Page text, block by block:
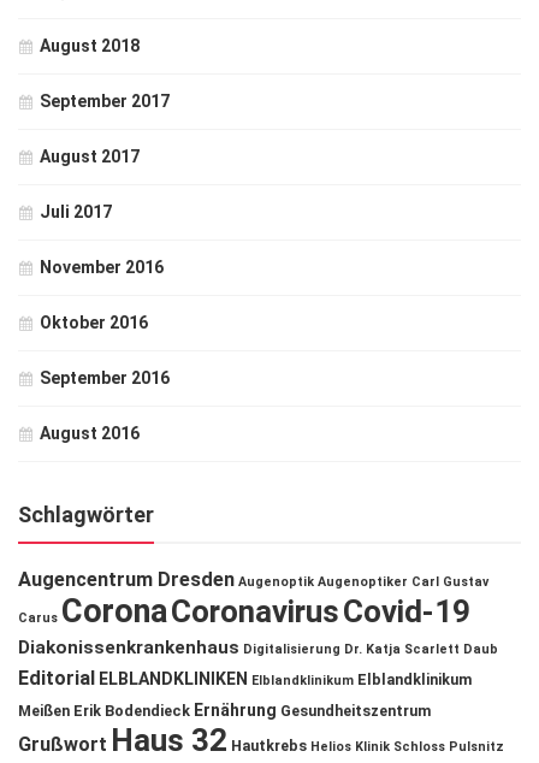
August 2018
September 2017
August 2017
Juli 2017
November 2016
Oktober 2016
September 2016
August 2016
Schlagwörter
Augencentrum Dresden Augenoptik Augenoptiker Carl Gustav
Carus CoronaCoronavirusCovid-19
Diakonissenkrankenhaus Digitalisierung Dr. Katja Scarlett Daub
Editorial ELBLANDKLINIKEN Elblandklinikum Elblandklinikum
Meißen Erik Bodendieck Ernährung Gesundheitszentrum
Grußwort Haus 32 Hautkrebs Helios Klinik Schloss Pulsnitz